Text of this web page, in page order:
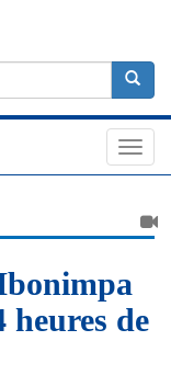
heures de